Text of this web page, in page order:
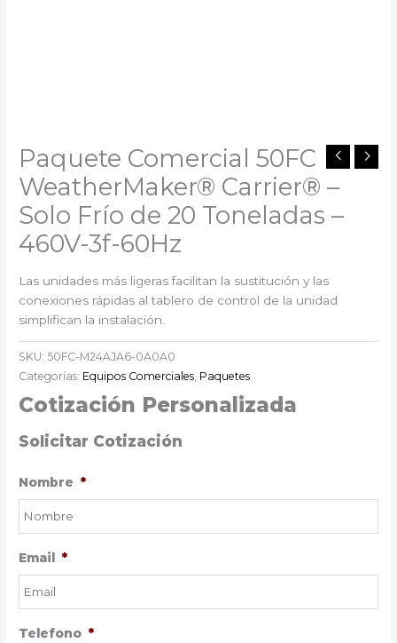
Paquete Comercial 50FC
WeatherMaker® Carrier®️ –
Solo Frío de 20 Toneladas –
460V-3f-60Hz
Las unidades más ligeras facilitan la sustitución y las
conexiones rápidas al tablero de control de la unidad
simplifican la instalación.
SKU: 50FC-M24AJA6-0A0A0
Categorías: Equipos Comerciales, Paquetes
Cotización Personalizada
Solicitar Cotización
Nombre *
Email *
Telefono *